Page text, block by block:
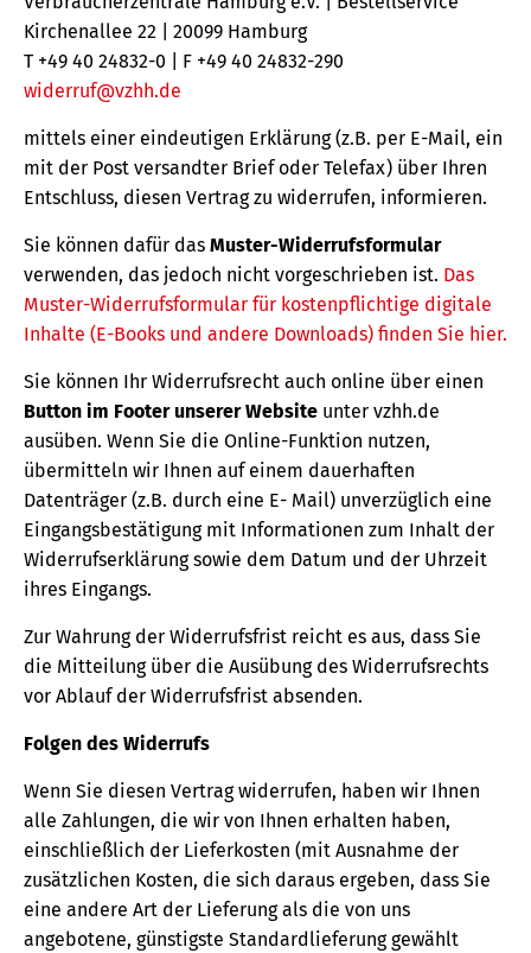
Kirchenallee 22 | 20099 Hamburg
T +49 40 24832-0 | F +49 40 24832-290
widerruf@vzhh.de
mittels einer eindeutigen Erklärung (z.B. per E-Mail, ein
mit der Post versandter Brief oder Telefax) über Ihren
Entschluss, diesen Vertrag zu widerrufen, informieren.
Sie können dafür das Muster-Widerrufsformular
verwenden, das jedoch nicht vorgeschrieben ist. Das
Muster-Widerrufsformular für kostenpflichtige digitale
Inhalte (E-Books und andere Downloads) finden Sie hier.
Sie können Ihr Widerrufsrecht auch online über einen
Button im Footer unserer Website unter vzhh.de
ausüben. Wenn Sie die Online-Funktion nutzen,
übermitteln wir Ihnen auf einem dauerhaften
Datenträger (z.B. durch eine E- Mail) unverzüglich eine
Eingangsbestätigung mit Informationen zum Inhalt der
Widerrufserklärung sowie dem Datum und der Uhrzeit
ihres Eingangs.
Zur Wahrung der Widerrufsfrist reicht es aus, dass Sie
die Mitteilung über die Ausübung des Widerrufsrechts
vor Ablauf der Widerrufsfrist absenden.
Folgen des Widerrufs
Wenn Sie diesen Vertrag widerrufen, haben wir Ihnen
alle Zahlungen, die wir von Ihnen erhalten haben,
einschließlich der Lieferkosten (mit Ausnahme der
zusätzlichen Kosten, die sich daraus ergeben, dass Sie
eine andere Art der Lieferung als die von uns
angebotene, günstigste Standardlieferung gewählt